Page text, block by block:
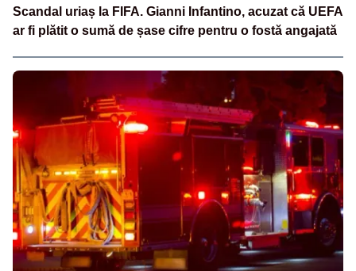
Scandal uriaș la FIFA. Gianni Infantino, acuzat că UEFA
ar fi plătit o sumă de șase cifre pentru o fostă angajată